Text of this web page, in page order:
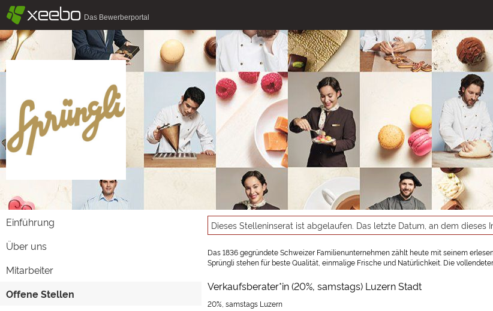
§xeebo Das Bewerberportal
Einführung
Über uns
Mitarbeiter
Offene Stellen
Dieses Stelleninserat ist abgelaufen. Das letzte Datum, an dem
Das 1836 gegründete Schweizer Familienunternehmen zählt heute mit seinem
Sprüngli stehen für beste Qualität, einmalige Frische und Natürlichkeit. Die
Verkaufsberater*in (20%, samstags) Luzern Stadt
20%, samstags Luzern